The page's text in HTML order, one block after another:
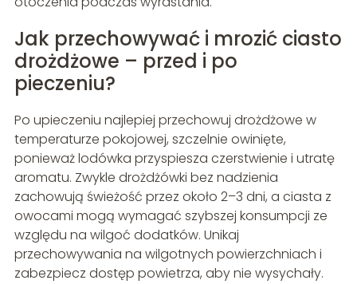
Jak przechowywać i mrozić ciasto
drożdżowe – przed i po
pieczeniu?
Po upieczeniu najlepiej przechowuj drożdżowe w
temperaturze pokojowej, szczelnie owinięte,
ponieważ lodówka przyspiesza czerstwienie i utratę
aromatu. Zwykle drożdżówki bez nadzienia
zachowują świeżość przez około 2–3 dni, a ciasta z
owocami mogą wymagać szybszej konsumpcji ze
względu na wilgoć dodatków. Unikaj
przechowywania na wilgotnych powierzchniach i
zabezpiecz dostęp powietrza, aby nie wysychały.